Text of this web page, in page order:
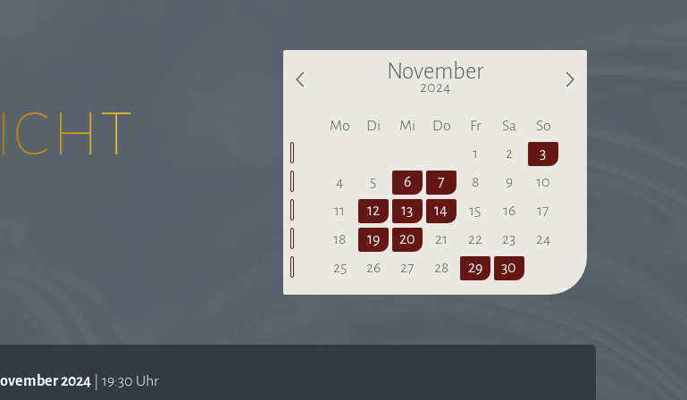
Letzter Monat
November
2024 Nächster Monat
Mo Di Mi Do Fr Sa
So
1
2
3
4
5 6 7 8 9
10
11
12 13 14 15 16
17
18
19 20 21 22 23
24
25
26 27 28 29 30
2024| 19:30 Uhr